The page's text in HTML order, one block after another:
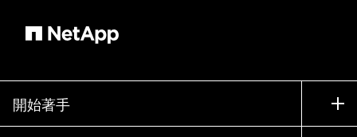
開始著手